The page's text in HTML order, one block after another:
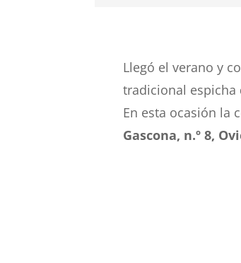
Llegó el verano y
tradicional espicha
En esta ocasión la
Gascona, n.º 8,